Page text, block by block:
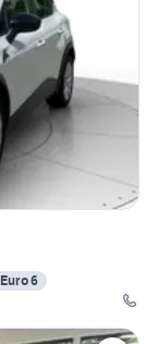
Euro 6